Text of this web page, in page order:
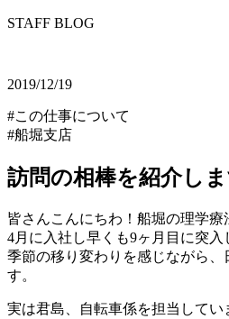
STAFF BLOG
2019/12/19
#この仕事について
#船堀支店
訪問の相棒を紹介し
皆さんこんにちわ！船堀の理学療
4月に入社し早くも9ヶ月目に突入
季節の移り変わりを感じながら、
す。
実は君島、自転車係を担当してい